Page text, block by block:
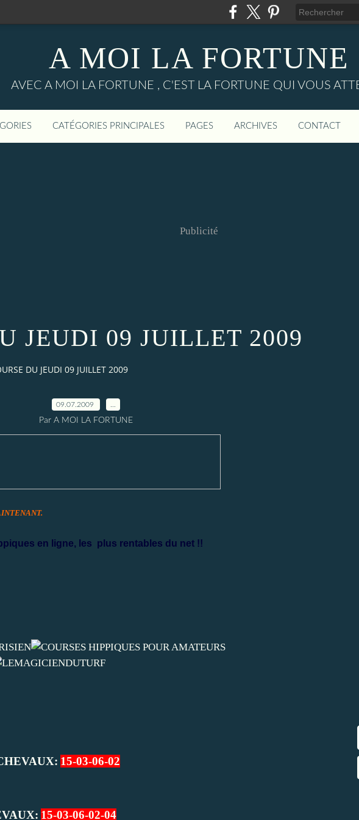
A MOI LA FORTUNE
AVEC A MOI LA FORTUNE , C'EST LA FORTUNE QUI VOUS
CATÉGORIES PRINCIPALES PAGES ARCHIVES CONTACT
Publicité
JEUDI 09 JUILLET 2009
DU JEUDI 09 JUILLET 2009
09.07.2009
Par A MOI LA FORTUNE
en ligne, les plus rentables du net !!
15-03-06-02
15-03-06-02-04